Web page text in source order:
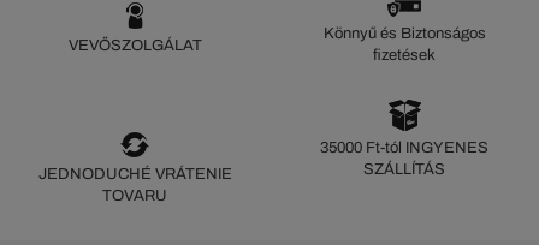
VEVŐSZOLGÁLAT
Könnyű és Biztonságos
fizetések
JEDNODUCHÉ VRÁTENIE
TOVARU
35000 Ft-tól INGYENES
SZÁLLÍTÁS